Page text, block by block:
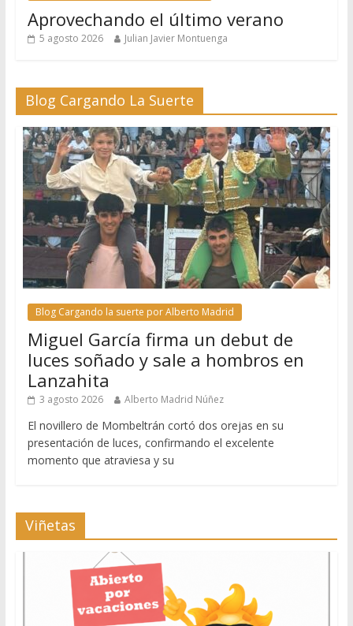
Aprovechando el último verano
5 agosto 2026 Julian Javier Montuenga
Blog Cargando La Suerte
Blog Cargando la suerte por Alberto Madrid
Miguel García firma un debut de
luces soñado y sale a hombros en
Lanzahita
3 agosto 2026 Alberto Madrid Núñez
El novillero de Mombeltrán cortó dos orejas en su
presentación de luces, confirmando el excelente
momento que atraviesa y su
Viñetas